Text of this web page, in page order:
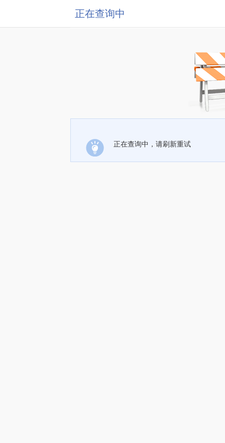
正在查询中
正在查询中，请刷新重试